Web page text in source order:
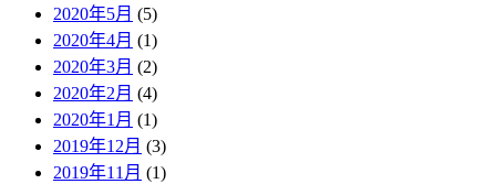
2020年5月 (5)
2020年4月 (1)
2020年3月 (2)
2020年2月 (4)
2020年1月 (1)
2019年12月 (3)
2019年11月 (1)